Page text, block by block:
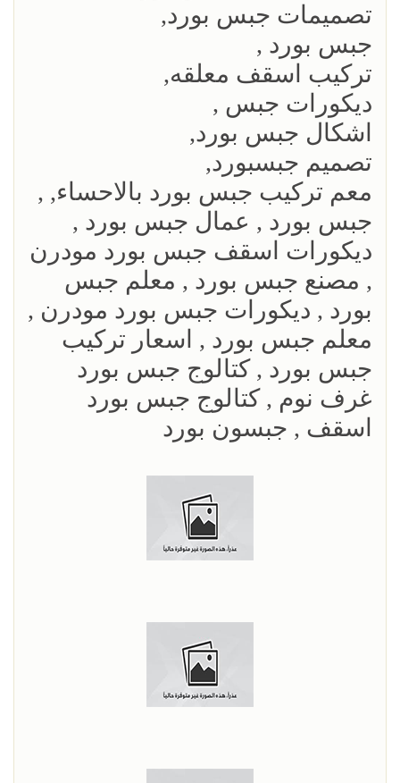
تصميمات جبس بورد,
جبس بورد ,
تركيب اسقف معلقه,
ديكورات جبس ,
اشكال جبس بورد,
تصميم جبسبورد,
معم تركيب جبس بورد بالاحساء, ,
جبس بورد , عمال جبس بورد ,
ديكورات اسقف جبس بورد مودرن
, مصنع جبس بورد , معلم جبس
بورد , ديكورات جبس بورد مودرن ,
معلم جبس بورد , اسعار تركيب
جبس بورد , كتالوج جبس بورد
غرف نوم , كتالوج جبس بورد
اسقف , جبسون بورد